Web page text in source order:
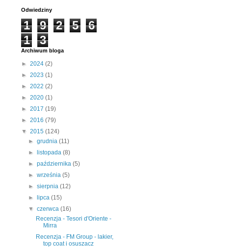
Odwiedziny
1 9 2 5
6
1
3
Archiwum bloga
► 2024 (2)
► 2023 (1)
► 2022 (2)
► 2020 (1)
► 2017 (19)
► 2016 (79)
▼ 2015 (124)
►grudnia(11)
►
listopada(8)
►października(5)
►września(5)
►sierpnia(12)
►
lipca(15)
▼czerwca(16)
Recenzja - Tesori d'Oriente -
Mirra
Recenzja - FM Group - lakier,
top coat i osuszacz